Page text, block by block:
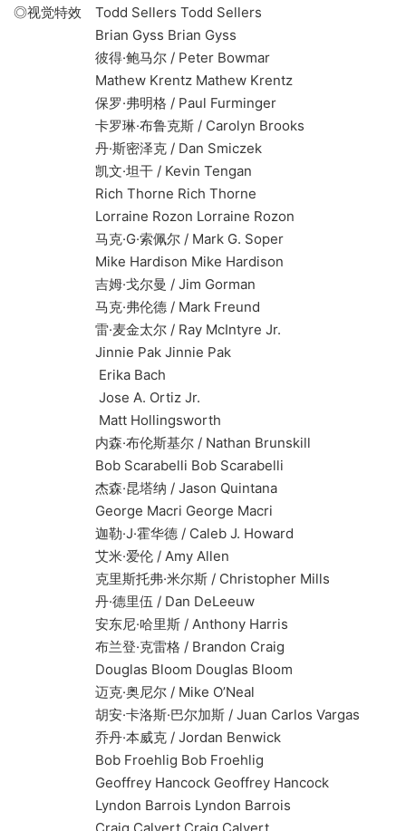
◎视觉特效 Todd Sellers Todd Sellers
Brian Gyss Brian Gyss
彼得·鲍马尔 / Peter Bowmar
Mathew Krentz Mathew Krentz
保罗·弗明格 / Paul Furminger
卡罗琳·布鲁克斯 / Carolyn Brooks
丹·斯密泽克 / Dan Smiczek
凯文·坦干 / Kevin Tengan
Rich Thorne Rich Thorne
Lorraine Rozon Lorraine Rozon
马克·G·索佩尔 / Mark G. Soper
Mike Hardison Mike Hardison
吉姆·戈尔曼 / Jim Gorman
马克·弗伦德 / Mark Freund
雷·麦金太尔 / Ray McIntyre Jr.
Jinnie Pak Jinnie Pak
Erika Bach
Jose A. Ortiz Jr.
Matt Hollingsworth
内森·布伦斯基尔 / Nathan Brunskill
Bob Scarabelli Bob Scarabelli
杰森·昆塔纳 / Jason Quintana
George Macri George Macri
迦勒·J·霍华德 / Caleb J. Howard
艾米·爱伦 / Amy Allen
克里斯托弗·米尔斯 / Christopher Mills
丹·德里伍 / Dan DeLeeuw
安东尼·哈里斯 / Anthony Harris
布兰登·克雷格 / Brandon Craig
Douglas Bloom Douglas Bloom
迈克·奥尼尔 / Mike O’Neal
胡安·卡洛斯·巴尔加斯 / Juan Carlos Vargas
乔丹·本威克 / Jordan Benwick
Bob Froehlig Bob Froehlig
Geoffrey Hancock Geoffrey Hancock
Lyndon Barrois Lyndon Barrois